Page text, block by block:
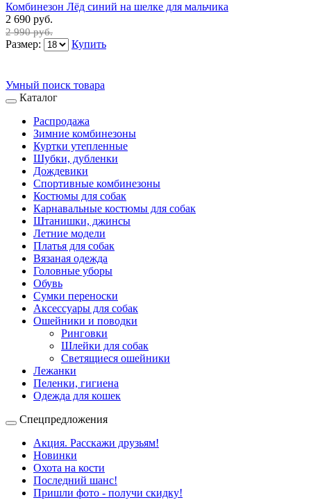
Комбинезон Лёд синий на шелке для мальчика
2 690 руб.
2 990 руб.
Размер: Купить
Умный поиск товара
Каталог
Распродажа
Зимние комбинезоны
Куртки утепленные
Шубки, дубленки
Дождевики
Спортивные комбинезоны
Костюмы для собак
Карнавальные костюмы для собак
Штанишки, джинсы
Летние модели
Платья для собак
Вязаная одежда
Головные уборы
Обувь
Сумки переноски
Аксессуары для собак
Ошейники и поводки
Ринговки
Шлейки для собак
Светящиеся ошейники
Лежанки
Пеленки, гигиена
Одежда для кошек
Спецпредложения
Акция. Расскажи друзьям!
Новинки
Охота на кости
Последний шанс!
Пришли фото - получи скидку!